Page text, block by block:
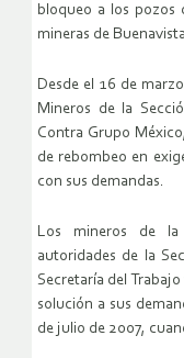
bloqueo a los pozos
mineras de
Desde el 16 de
Mineros de la
Contra Grupo
de rebombeo en
con sus demandas.
Los mineros de
autoridades de la
Secretaría del
solución a sus
de julio de 2007,